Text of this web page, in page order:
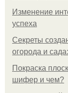
Изменение
успеха
Секреты
огорода и
Покраска
шифер и чем?